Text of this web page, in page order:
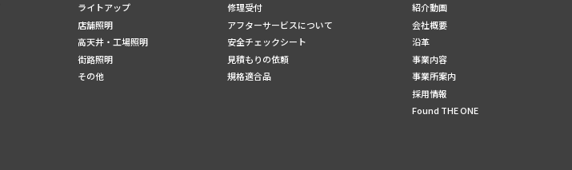
ライトアップ
店舗照明
高天井・工場照明
街路照明
その他
修理受付
アフターサービスについて
安全チェックシート
見積もりの依頼
規格適合品
紹介動画
会社概要
沿革
事業内容
事業所案内
採用情報
Found THE ONE